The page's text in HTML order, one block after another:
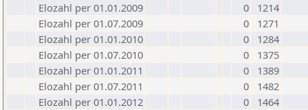
Elozahl per 01.01.2009
0
1214
Elozahl per 01.07.2009
0
1271
Elozahl per 01.01.2010
0
1284
Elozahl per 01.07.2010
0
1375
Elozahl per 01.01.2011
0
1389
Elozahl per 01.07.2011
0
1482
Elozahl per 01.01.2012
0
1464